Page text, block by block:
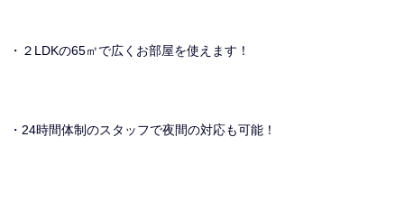
・２LDKの65㎡で広くお部屋を使えます！
・24時間体制のスタッフで夜間の対応も可能！